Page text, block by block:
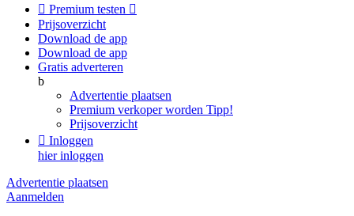
 Premium testen 
Prijsoverzicht
Download de app
Download de app
Gratis adverteren
b
Advertentie plaatsen
Premium verkoper worden Tipp!
Prijsoverzicht
 Inloggen
hier inloggen
Advertentie plaatsen
Aanmelden